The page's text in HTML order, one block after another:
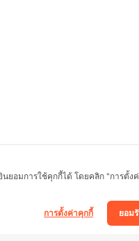
ยอมการใช้คุกกี้ได้ โดยคลิก "การตั้ง
ยอม
การตั้งค่าคุกกี้